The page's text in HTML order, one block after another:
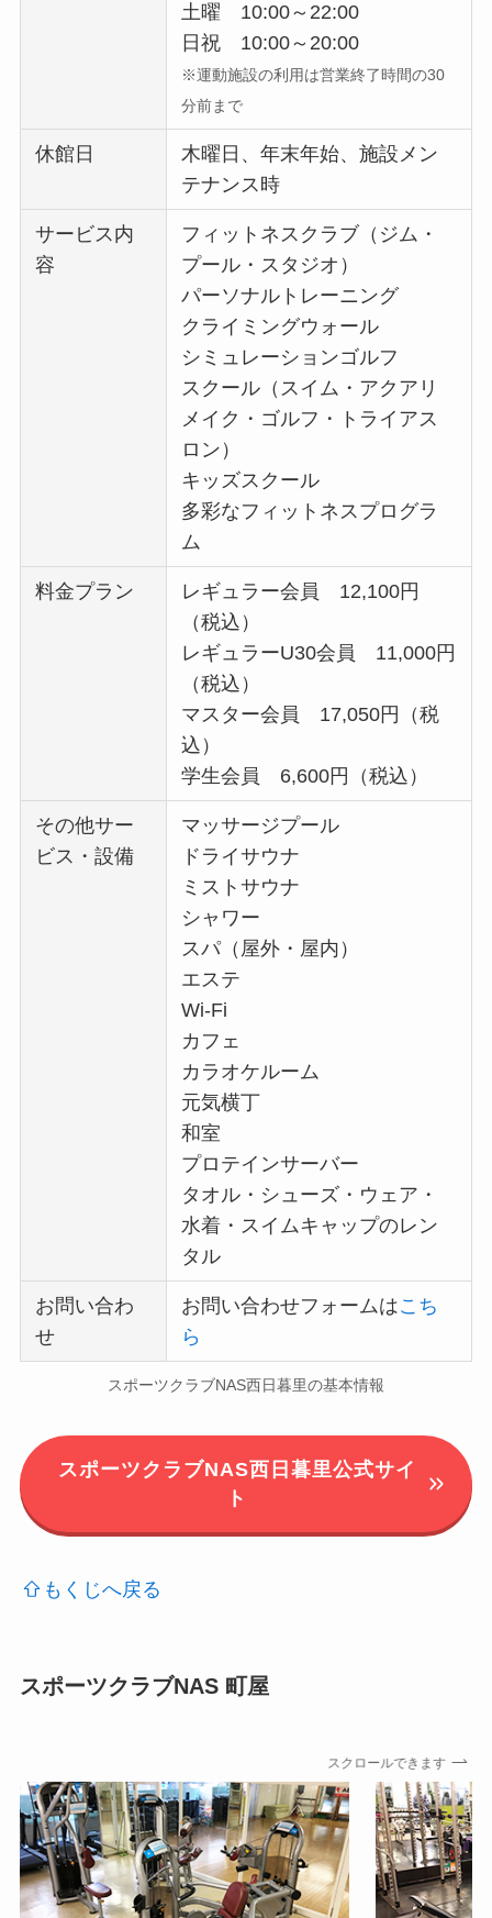
土曜 10:00～22:00
日祝 10:00～20:00
※運動施設の利用は営業終了時間の30
分前まで
休館日
木曜日、年末年始、施設メン
テナンス時
サービス内
容
フィットネスクラブ（ジム・
プール・スタジオ）
パーソナルトレーニング
クライミングウォール
シミュレーションゴルフ
スクール（スイム・アクアリ
メイク・ゴルフ・トライアス
ロン）
キッズスクール
多彩なフィットネスプログラ
ム
料金プラン
レギュラー会員 12,100円
（税込）
レギュラーU30会員 11,000円
（税込）
マスター会員 17,050円（税
込）
学生会員 6,600円（税込）
その他サー
ビス・設備
マッサージプール
ドライサウナ
ミストサウナ
シャワー
スパ（屋外・屋内）
エステ
Wi-Fi
カフェ
カラオケルーム
元気横丁
和室
プロテインサーバー
タオル・シューズ・ウェア・
水着・スイムキャップのレン
タル
お問い合わ
せ
お問い合わせフォームはこち
ら
スポーツクラブNAS西日暮里の基本情報
スポーツクラブNAS西日暮里公式サイ
ト
もくじへ戻る
スポーツクラブNAS 町屋
スクロールできます